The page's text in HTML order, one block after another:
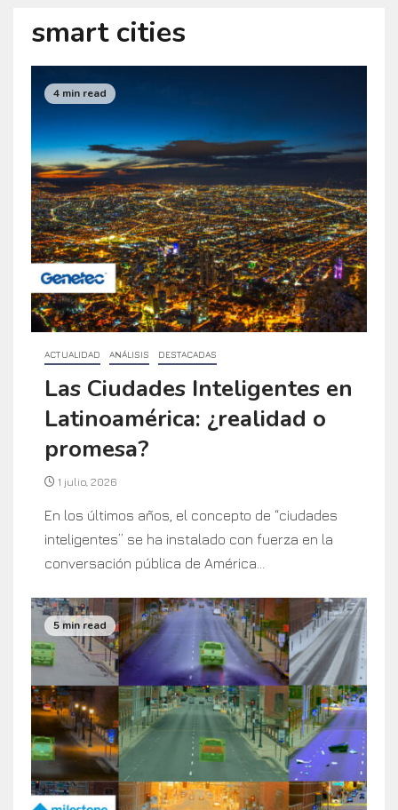
smart cities
4 min read
ACTUALIDAD ANÁLISIS DESTACADAS
Las Ciudades Inteligentes en
Latinoamérica: ¿realidad o
promesa?
1 julio, 2026
En los últimos años, el concepto de “ciudades
inteligentes” se ha instalado con fuerza en la
conversación pública de América...
5 min read